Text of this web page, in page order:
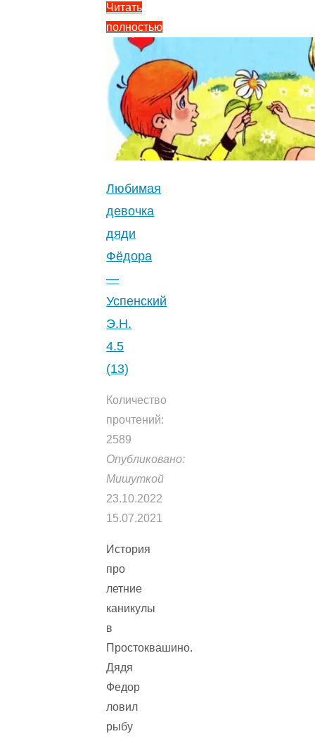
Читать
полностью
"Новые
события
в
Филевском
парке
Успенский
Э.Н.
Любимая
девочка
дяди
Фёдора
—
Успенский
Э.Н.
4.5
(13)
Количество
прочтений:
2589
Опубликовано:
Мишуткой
23.10.2022
15.07.2021
История
про
летние
каникулы
в
Простоквашино.
Дядя
Федор
ловил
рыбу